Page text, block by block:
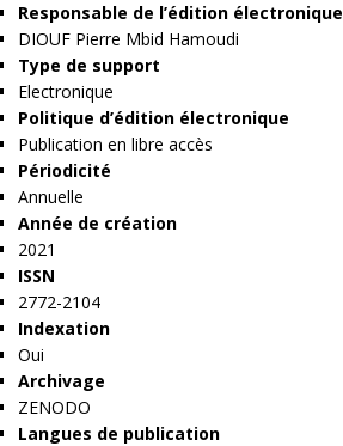
Responsable de l’édition électronique
DIOUF Pierre Mbid Hamoudi
Type de support
Electronique
Politique d’édition électronique
Publication en libre accès
Périodicité
Annuelle
Année de création
2021
ISSN
2772-2104
Indexation
Oui
Archivage
ZENODO
Langues de publication